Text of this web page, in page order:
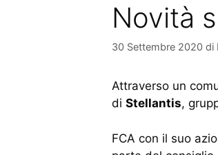
Novità
30 Settembre 2020 di
Attraverso un
di Stellantis,
FCA con il suo